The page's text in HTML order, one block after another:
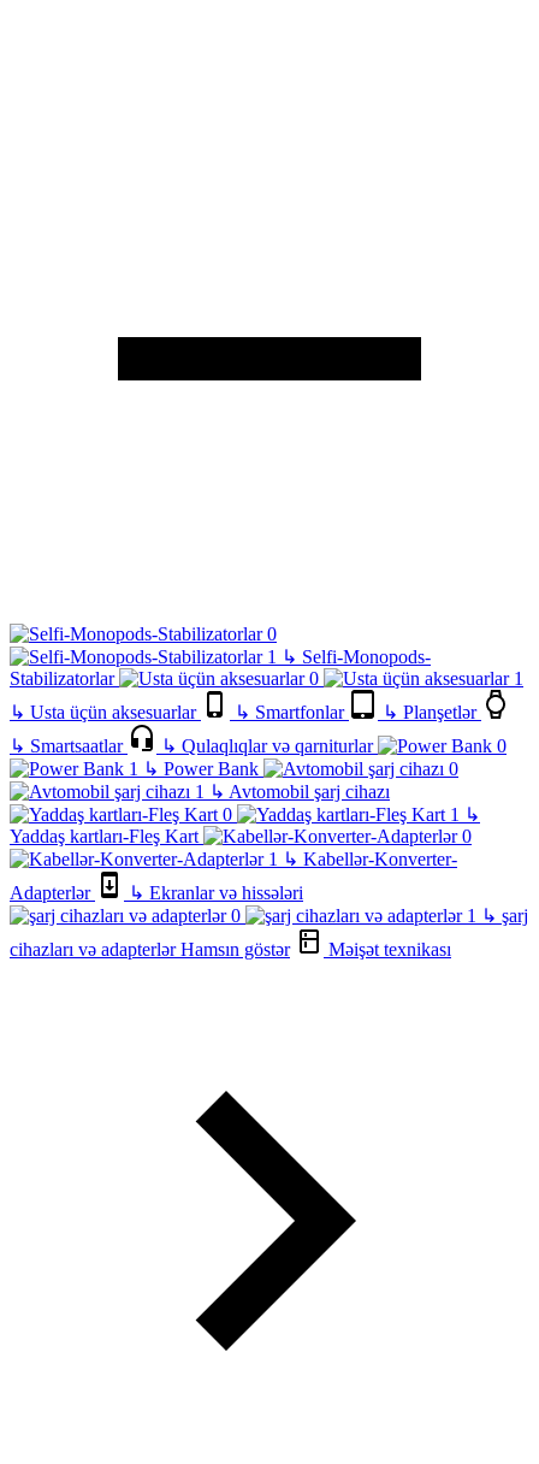
↳ Selfi-Monopods-
Stabilizatorlar
↳ Usta üçün aksesuarlar ↳ Smartfonlar ↳ Planşetlər
↳ Smartsaatlar ↳ Qulaqlıqlar və qarniturlar
↳ Power Bank
↳ Avtomobil şarj cihazı
↳
Yaddaş kartları-Fleş Kart
↳ Kabellər-Konverter-
Adapterlər
↳ Ekranlar və hissələri
↳ şarj
cihazları və adapterlərHamsın göstər Məişət texnikası